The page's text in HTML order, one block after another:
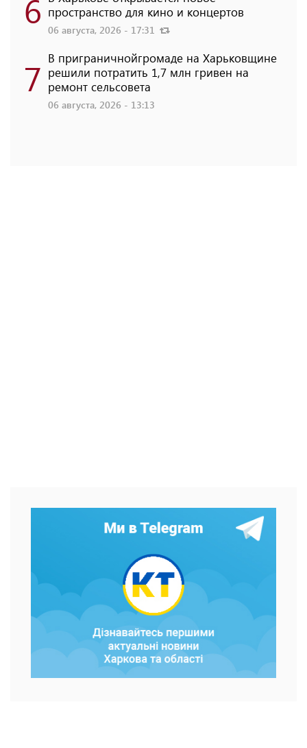
6 пространство для кино и концертов
06 августа, 2026 - 17:31
7 В приграничнойгромаде на Харьковщине
решили потратить 1,7 млн ​​гривен на
ремонт сельсовета
06 августа, 2026 - 13:13